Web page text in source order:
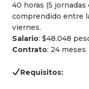
40 horas (5
comprendido entre
viernes.
Salario: $48.048
Contrato: 24 meses
Requisitos: